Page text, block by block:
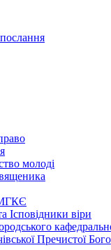
молоді
Ісповідники віри
Пречистої